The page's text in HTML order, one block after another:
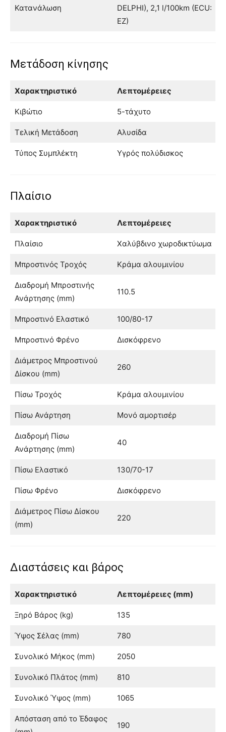
Κατανάλωση
DELPHI), 2,1 l/100km (ECU:
EZ)
Μετάδοση κίνησης
Χαρακτηριστικό Λεπτομέρειες
Κιβώτιο 5-τάχυτο
Τελική Μετάδοση Αλυσίδα
Τύπος Συμπλέκτη Υγρός πολύδισκος
Πλαίσιο
Χαρακτηριστικό Λεπτομέρειες
Πλαίσιο Χαλύβδινο χωροδικτύωμα
Μπροστινός Τροχός Κράμα αλουμινίου
Διαδρομή Μπροστινής
Ανάρτησης (mm)
110.5
Μπροστινό Ελαστικό 100/80-17
Μπροστινό Φρένο Δισκόφρενο
Διάμετρος Μπροστινού
Δίσκου (mm)
260
Πίσω Τροχός Κράμα αλουμινίου
Πίσω Ανάρτηση Μονό αμορτισέρ
Διαδρομή Πίσω
Ανάρτησης (mm)
40
Πίσω Ελαστικό 130/70-17
Πίσω Φρένο Δισκόφρενο
Διάμετρος Πίσω Δίσκου
(mm)
220
Διαστάσεις και βάρος
Χαρακτηριστικό Λεπτομέρειες (mm)
Ξηρό Βάρος (kg) 135
Ύψος Σέλας (mm) 780
Συνολικό Μήκος (mm) 2050
Συνολικό Πλάτος (mm) 810
Συνολικό Ύψος (mm) 1065
Απόσταση από το Έδαφος
190